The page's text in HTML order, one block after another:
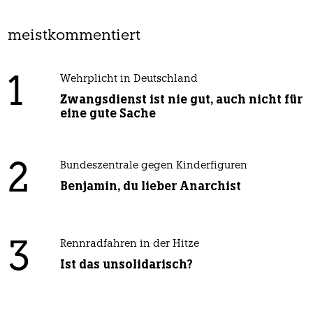
meistkommentiert
1 Wehrplicht in Deutschland
Zwangsdienst ist nie gut, auch nicht für
eine gute Sache
2 Bundeszentrale gegen Kinderfiguren
Benjamin, du lieber Anarchist
3 Rennradfahren in der Hitze
Ist das unsolidarisch?